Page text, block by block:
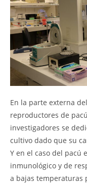
En la parte externa
reproductores de
investigadores se
cultivo dado que su
Y en el caso del pacú
inmunológico y de
a bajas temperaturas